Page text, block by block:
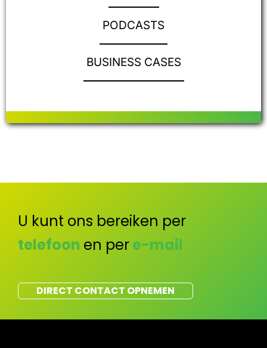
PODCASTS
BUSINESS CASES
U kunt ons bereiken per
telefoon en pere-mail
DIRECT CONTACT OPNEMEN